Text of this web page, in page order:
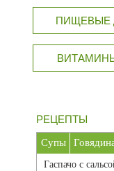
ПИЩЕВЫЕ
РЕЦЕПТЫ
Супы
Гаспачо с